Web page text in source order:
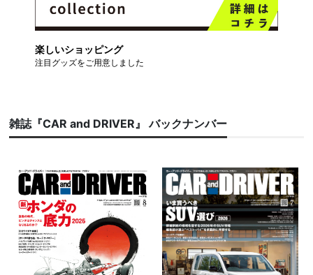
楽しいショッピング
注目グッズをご用意しました
雑誌『CAR and DRIVER』 バックナンバー